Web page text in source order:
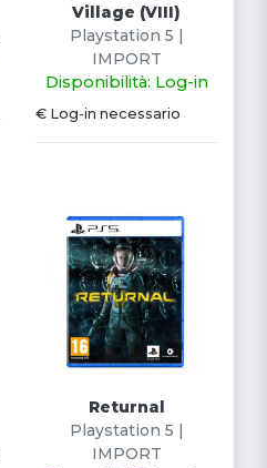
Village (VIII)
Playstation 5 |
IMPORT
Disponibilità: Log-in
€ Log-in necessario
Returnal
Playstation 5 |
IMPORT